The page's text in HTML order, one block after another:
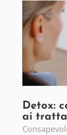
Detox:
ai